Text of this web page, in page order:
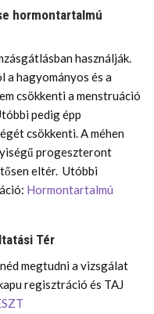
hormontartalmú
használják.
hagyományos és a
csökkenti a menstruáció
pedig épp
csökkenti. A méhen
progeszteront
eltér. Utóbbi
Hormontartalmú
Tér
megtudni a vizsgálat
regisztráció és TAJ